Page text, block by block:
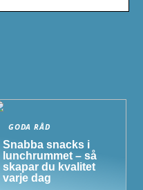
GODA RÅD
Snabba snacks i
lunchrummet – så
skapar du kvalitet
varje dag